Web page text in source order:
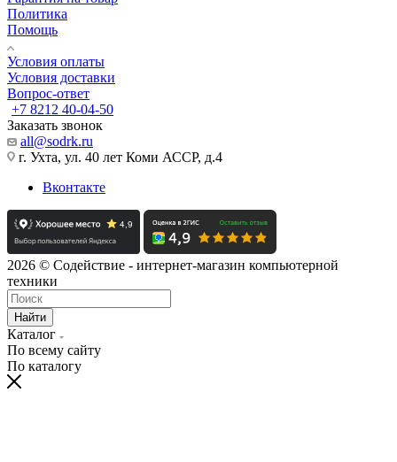
Политика
Помощь
Условия оплаты
Условия доставки
Вопрос-ответ
+7 8212 40-04-50
Заказать звонок
all@sodrk.ru
г. Ухта, ул. 40 лет Коми АССР, д.4
Вконтакте
2026 © Содействие - интернет-магазин компьютерной
техники
Найти
Каталог
По всему сайту
По каталогу